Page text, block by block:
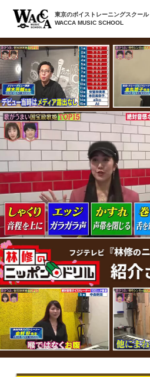
東京のボイストレーニングスクール
WACCA MUSIC SCHOOL